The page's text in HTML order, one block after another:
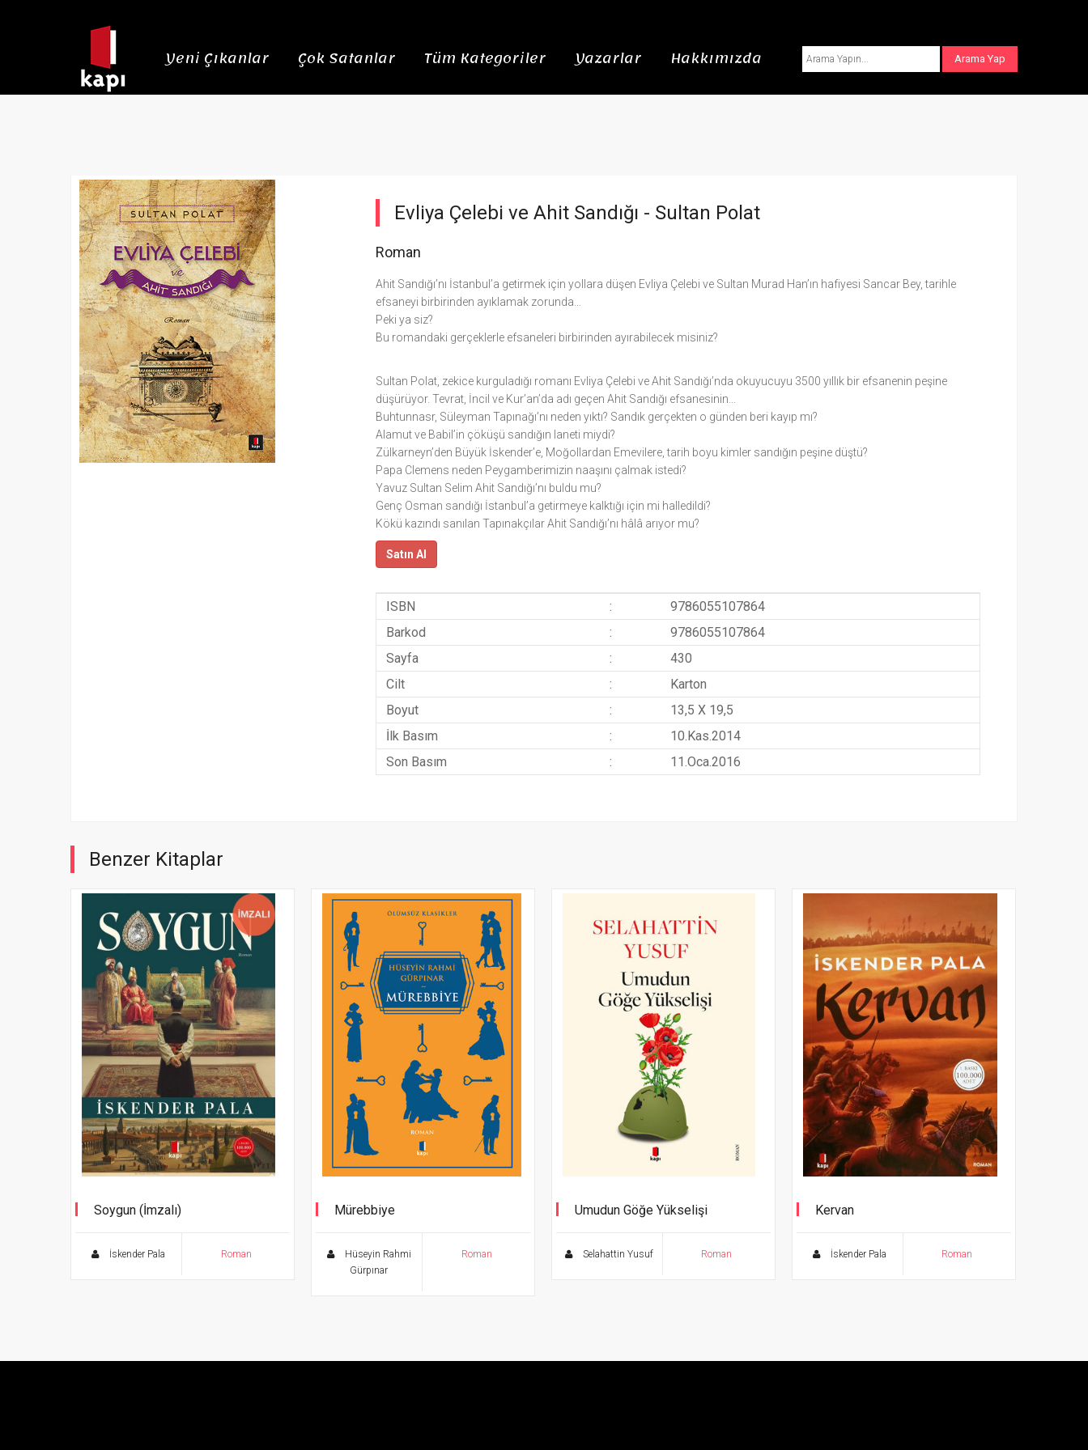
Yeni Çıkanlar Çok Satanlar Tüm Kategoriler Yazarlar Hakkımızda
Evliya Çelebi ve Ahit Sandığı - Sultan Polat
Roman
Ahit Sandığı’nı İstanbul’a getirmek için yollara düşen Evliya Çelebi ve Sultan Murad Han’ın hafiyesi Sancar Bey, tarihle
efsaneyi birbirinden ayıklamak zorunda…
Peki ya siz?
Bu romandaki gerçeklerle efsaneleri birbirinden ayırabilecek misiniz?
Sultan Polat, zekice kurguladığı romanı Evliya Çelebi ve Ahit Sandığı’nda okuyucuyu 3500 yıllık bir efsanenin peşine
düşürüyor. Tevrat, İncil ve Kur’an’da adı geçen Ahit Sandığı efsanesinin…
Buhtunnasr, Süleyman Tapınağı’nı neden yıktı? Sandık gerçekten o günden beri kayıp mı?
Alamut ve Babil’in çöküşü sandığın laneti miydi?
Zülkarneyn’den Büyük İskender’e, Moğollardan Emevilere, tarih boyu kimler sandığın peşine düştü?
Papa Clemens neden Peygamberimizin naaşını çalmak istedi?
Yavuz Sultan Selim Ahit Sandığı’nı buldu mu?
Genç Osman sandığı İstanbul’a getirmeye kalktığı için mi halledildi?
Kökü kazındı sanılan Tapınakçılar Ahit Sandığı’nı hâlâ arıyor mu?
Satın Al
ISBN :
9786055107864
Barkod
:
9786055107864
Sayfa
:
430
Cilt
:
Karton
Boyut
:
13,5 X 19,5
İlk Basım
:
10.Kas.2014
Son Basım
: 11.Oca.2016
Benzer Kitaplar
Soygun (İmzalı)
İskender Pala Roman
Mürebbiye
Hüseyin Rahmi
Gürpınar
Roman
Umudun Göğe Yükselişi
Selahattin Yusuf Roman
Kervan
İskender Pala Roman